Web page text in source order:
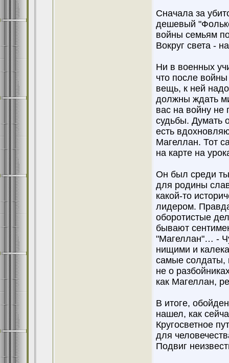
Сначала за
дешевый
войны семьям
Вокруг света -
Ни в военных
что после
вещь, к ней
должны ждать
вас на войну не
судьбы. Думать
есть
Магеллан. Тот
на карте на
Он был среди
для родины
какой-то
лидером.
оборотистые
бывают
"Магеллан"… -
нищими и
самые солдаты,
не о
как Магеллан,
В итоге,
нашел, как
Кругосветное
для
Подвиг